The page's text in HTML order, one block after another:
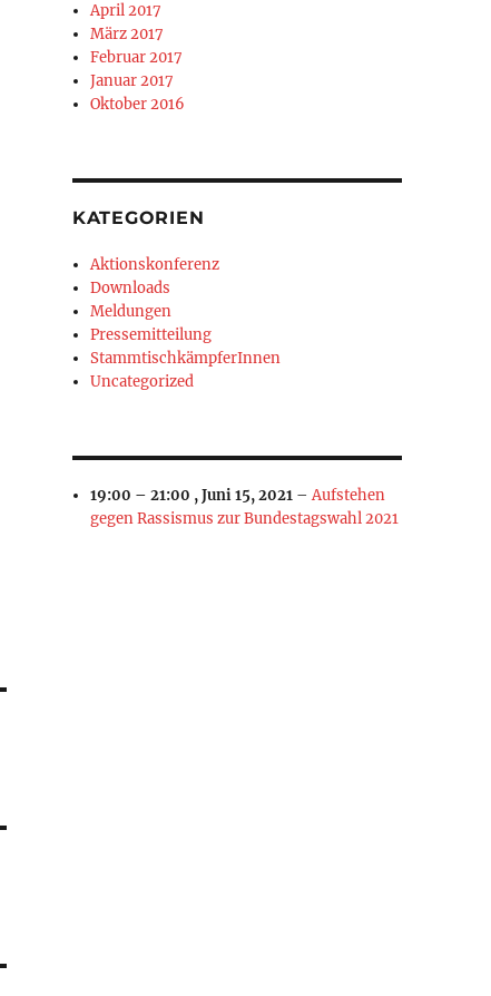
April 2017
März 2017
Februar 2017
Januar 2017
Oktober 2016
KATEGORIEN
Aktionskonferenz
Downloads
Meldungen
Pressemitteilung
StammtischkämpferInnen
Uncategorized
19:00 – 21:00 ,Juni 15, 2021 –Aufstehen
gegen Rassismus zur Bundestagswahl 2021